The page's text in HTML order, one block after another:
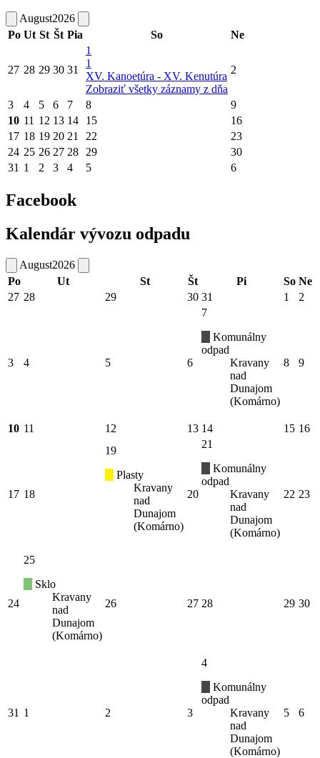
August2026
Po Ut St Št Pia So Ne
27 28 29 30 31
1
1
XV. Kanoetúra - XV. Kenutúra
Zobraziť všetky záznamy z dňa
2
3 4 5 6 7 8
9
10 11 12 13 14 15
16
17 18 19 20 21 22
23
24 25 26 27 28 29
30
31 1 2 3 4 5 6
Facebook
Kalendár vývozu odpadu
August2026
Po
Ut St Št Pi So Ne
27 28 29 30 31 1 2
3 4 5 6
7
Komunálny
odpad
Kravany
nad
Dunajom
(Komárno)
8 9
10 11 12 13 14 15 16
17 18
19
Plasty
Kravany
nad
Dunajom
(Komárno)
20
21
Komunálny
odpad
Kravany
nad
Dunajom
(Komárno)
22 23
24
25
Sklo
Kravany
nad
Dunajom
(Komárno)
26 27 28 29 30
31 1 2 3
4
Komunálny
odpad
Kravany
nad
Dunajom
(Komárno)
5 6